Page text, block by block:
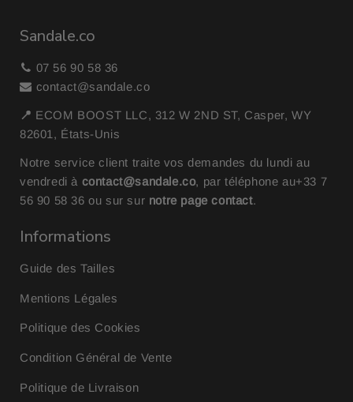
Sandale.co
07 56 90 58 36
contact@sandale.co
📍 ECOM BOOST LLC, 312 W 2ND ST, Casper, WY
82601, États-Unis
Notre service client traite vos demandes du lundi au
vendredi à contact@sandale.co, par téléphone au+33 7
56 90 58 36ou sur sur notre page contact.
Informations
Guide des Tailles
Mentions Légales
Politique des Cookies
Condition Général de Vente
Politique de Livraison